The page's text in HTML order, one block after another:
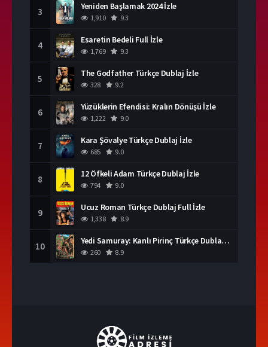
3 Yeniden Başlamak 2024 İzle
1,910 9.3
4 Esaretin Bedeli Full İzle
1,769 9.3
5 The Godfather Türkçe Dublaj İzle
328 9.2
6 Yüzüklerin Efendisi: Kralın Dönüşü İzle
1,222 9.0
7 Kara Şövalye Türkçe Dublaj İzle
685 9.0
8 12 Öfkeli Adam Türkçe Dublaj İzle
794 9.0
9 Ucuz Roman Türkçe Dublaj Full İzle
1,338 8.9
10 Yedi Samuray: Kanlı Pirinç Türkçe Dublaj İzle
260 8.9